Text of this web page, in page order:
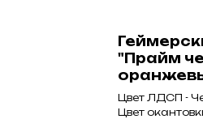
"Прайм
Цвет ЛДСП -
Цвет